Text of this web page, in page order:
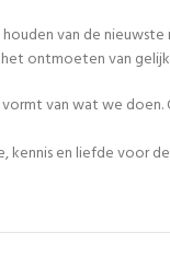
van de nieuwste
ontmoeten van
van wat we doen.
en liefde voor